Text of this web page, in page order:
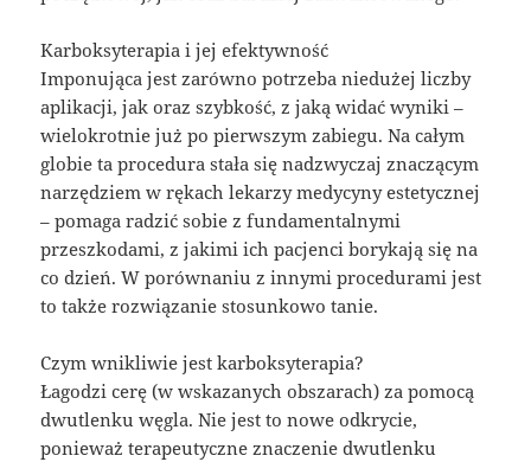
Karboksyterapia i jej efektywność
Imponująca jest zarówno potrzeba niedużej liczby
aplikacji, jak oraz szybkość, z jaką widać wyniki –
wielokrotnie już po pierwszym zabiegu. Na całym
globie ta procedura stała się nadzwyczaj znaczącym
narzędziem w rękach lekarzy medycyny estetycznej
– pomaga radzić sobie z fundamentalnymi
przeszkodami, z jakimi ich pacjenci borykają się na
co dzień. W porównaniu z innymi procedurami jest
to także rozwiązanie stosunkowo tanie.
Czym wnikliwie jest karboksyterapia?
Łagodzi cerę (w wskazanych obszarach) za pomocą
dwutlenku węgla. Nie jest to nowe odkrycie,
ponieważ terapeutyczne znaczenie dwutlenku